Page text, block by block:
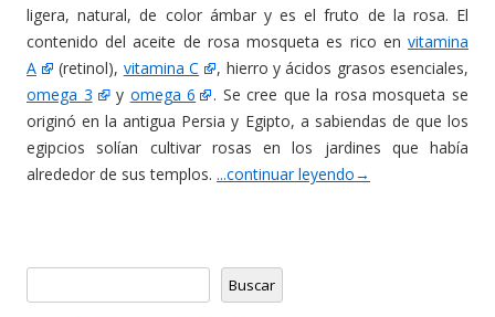
ligera, natural, de color ámbar y es el fruto de la rosa. El
contenido del aceite de rosa mosqueta es rico en vitamina
A
(retinol), vitamina C
, hierro y ácidos grasos esenciales,
omega 3
y omega 6
. Se cree que la rosa mosqueta se
originó en la antigua Persia y Egipto, a sabiendas de que los
egipcios solían cultivar rosas en los jardines que había
alrededor de sus templos. ...continuar leyendo→
u
Buscar